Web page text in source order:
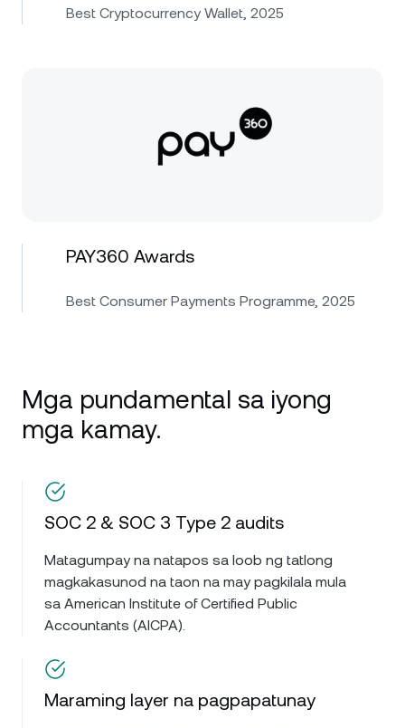
Best Cryptocurrency Wallet, 2025
PAY360 Awards
Best Consumer Payments Programme, 2025
Mga pundamental sa iyong
mga kamay.
SOC 2 & SOC 3 Type 2 audits
Matagumpay na natapos sa loob ng tatlong
magkakasunod na taon na may pagkilala mula
sa American Institute of Certified Public
Accountants (AICPA).
Maraming layer na pagpapatunay